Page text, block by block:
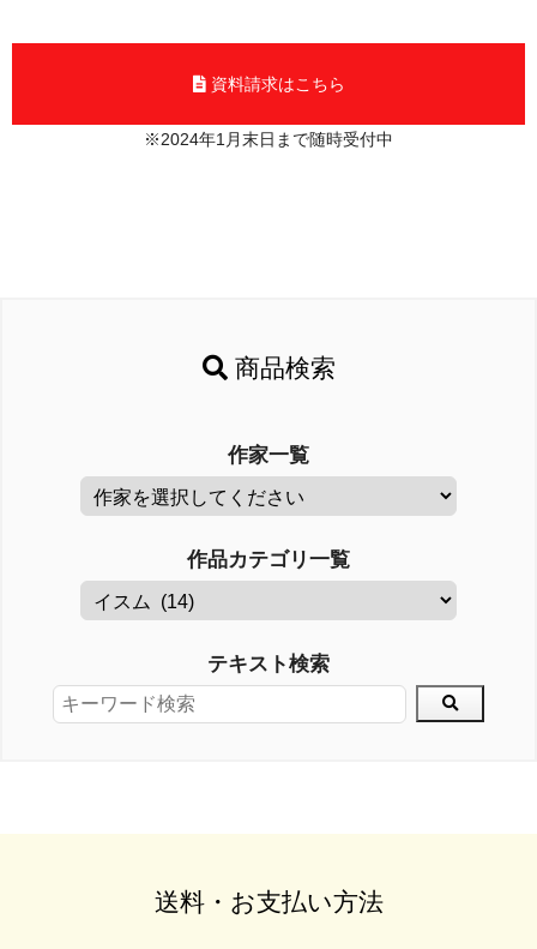
資料請求はこちら
※2024年1月末日まで随時受付中
商品検索
作家一覧
作品カテゴリ一覧
テキスト検索
送料・お支払い方法